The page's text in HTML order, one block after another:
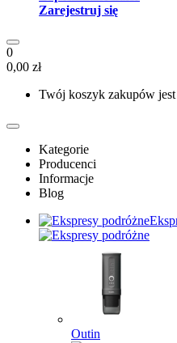
Zarejestruj się
0
0,00 zł
Twój koszyk zakupów
Kategorie
Producenci
Informacje
Blog
Outin